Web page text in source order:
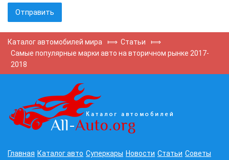
Каталог автомобилей мира ⟾ Статьи
⟾
Самые популярные марки авто на вторичном рынке 2017-
2018
Главная Каталог авто Суперкары Новости Статьи Советы